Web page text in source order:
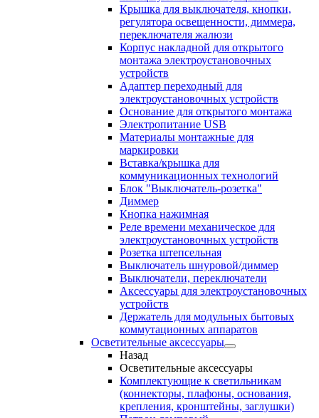
Крышка для выключателя, кнопки,
регулятора освещенности, диммера,
переключателя жалюзи
Корпус накладной для открытого
монтажа электроустановочных
устройств
Адаптер переходный для
электроустановочных устройств
Основание для открытого монтажа
Электропитание USB
Материалы монтажные для
маркировки
Вставка/крышка для
коммуникационных технологий
Блок "Выключатель-розетка"
Диммер
Кнопка нажимная
Реле времени механическое для
электроустановочных устройств
Розетка штепсельная
Выключатель шнуровой/диммер
Выключатели, переключатели
Аксессуары для электроустановочных
устройств
Держатель для модульных бытовых
коммутационных аппаратов
Осветительные аксессуары
Назад
Осветительные аксессуары
Комплектующие к светильникам
(коннекторы, плафоны, основания,
крепления, кронштейны, заглушки)